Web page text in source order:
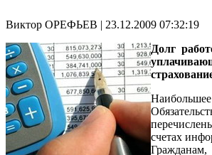
Виктор ОРЕФЬЕВ | 23.12.2009 07:32:19
Долг
Наибольшее
счетах